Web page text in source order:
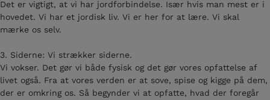
Det er vigtigt, at vi har jordforbindelse. Især hvis man mest er i
hovedet. Vi har et jordisk liv. Vi er her for at lære. Vi skal
mærke os selv.
3. Siderne: Vi strækker siderne.
Vi vokser. Det gør vi både fysisk og det gør vores opfattelse af
livet også. Fra at vores verden er at sove, spise og kigge på dem,
der er omkring os. Så begynder vi at opfatte, hvad der foregår